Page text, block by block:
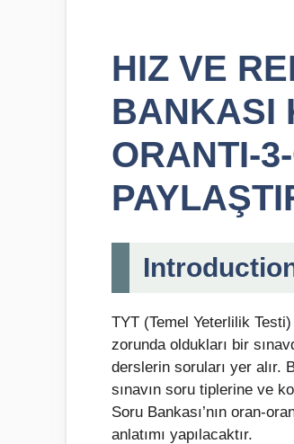
HIZ VE
BANKASI
ORANTI-
TYT (Temel Yeterlilik
zorunda oldukları bir
derslerin soruları yer alır.
sınavın soru tiplerine ve
Soru Bankası’nın oran-
anlatımı yapılacaktır.